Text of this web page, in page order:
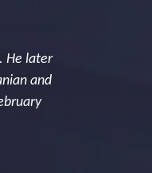
He later
and